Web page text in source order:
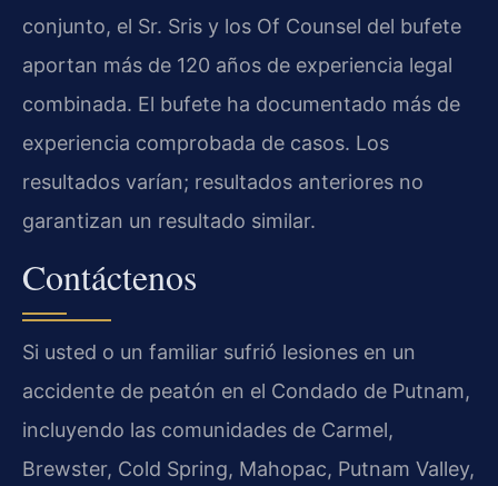
conjunto, el Sr. Sris y los Of Counsel del bufete
aportan más de 120 años de experiencia legal
combinada. El bufete ha documentado más de
experiencia comprobada de casos. Los
resultados varían; resultados anteriores no
garantizan un resultado similar.
Contáctenos
Si usted o un familiar sufrió lesiones en un
accidente de peatón en el Condado de Putnam,
incluyendo las comunidades de Carmel,
Brewster, Cold Spring, Mahopac, Putnam Valley,